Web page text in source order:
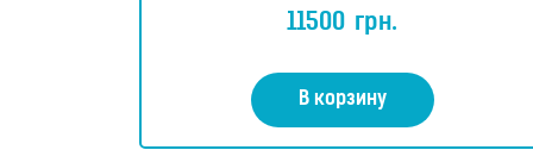
5.00
из 5
11500 грн.
В корзину